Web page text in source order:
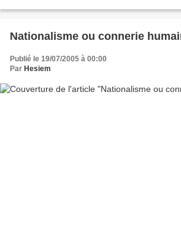
Nationalisme ou connerie
Publié le 19/07/2005 à 00:00
Par Hesiem